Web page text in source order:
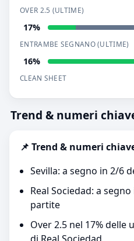
OVER 2.5 (ULTIME)
17%
ENTRAMBE SEGNANO (ULTIME)
16%
CLEAN SHEET
Trend & numeri
📌 Trend & numeri
Sevilla: a segno in 2/6
Real Sociedad: a
partite
Over 2.5 nel 17% delle